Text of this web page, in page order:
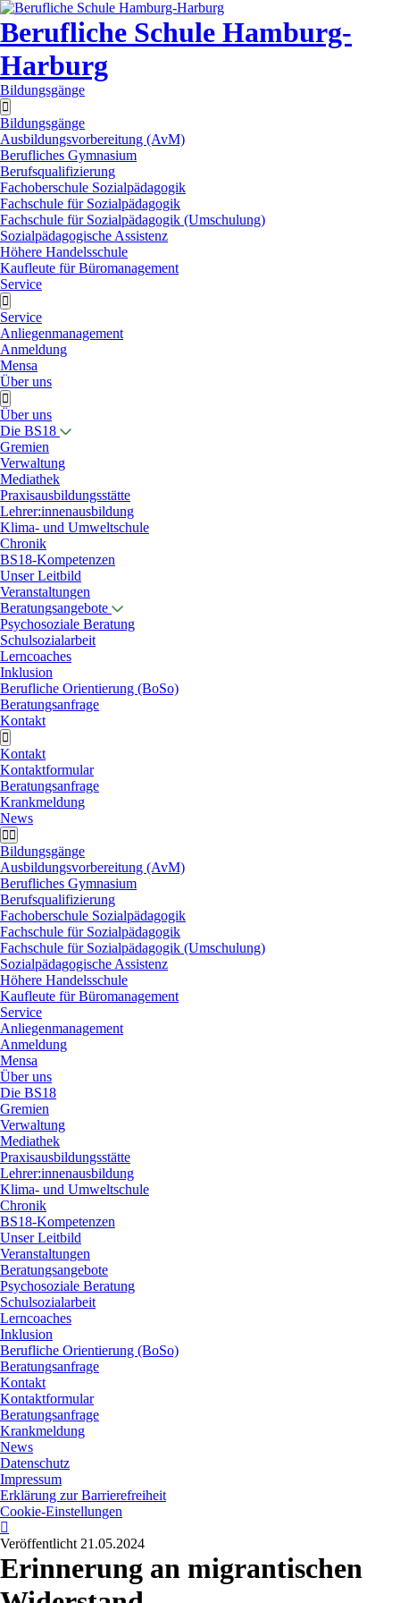
Berufliche Schule Hamburg-
Harburg
Bildungsgänge
Bildungsgänge
Ausbildungsvorbereitung (AvM)
Berufliches Gymnasium
Berufsqualifizierung
Fachoberschule Sozialpädagogik
Fachschule für Sozialpädagogik
Fachschule für Sozialpädagogik (Umschulung)
Sozialpädagogische Assistenz
Höhere Handelsschule
Kaufleute für Büromanagement
Service
Service
Anliegenmanagement
Anmeldung
Mensa
Über uns
Über uns
Die BS18
Gremien
Verwaltung
Mediathek
Praxisausbildungsstätte
Lehrer:innenausbildung
Klima- und Umweltschule
Chronik
BS18-Kompetenzen
Unser Leitbild
Veranstaltungen
Beratungsangebote
Psychosoziale Beratung
Schulsozialarbeit
Lerncoaches
Inklusion
Berufliche Orientierung (BoSo)
Beratungsanfrage
Kontakt
Kontakt
Kontaktformular
Beratungsanfrage
Krankmeldung
News
Bildungsgänge
Ausbildungsvorbereitung (AvM)
Berufliches Gymnasium
Berufsqualifizierung
Fachoberschule Sozialpädagogik
Fachschule für Sozialpädagogik
Fachschule für Sozialpädagogik (Umschulung)
Sozialpädagogische Assistenz
Höhere Handelsschule
Kaufleute für Büromanagement
Service
Anliegenmanagement
Anmeldung
Mensa
Über uns
Die BS18
Gremien
Verwaltung
Mediathek
Praxisausbildungsstätte
Lehrer:innenausbildung
Klima- und Umweltschule
Chronik
BS18-Kompetenzen
Unser Leitbild
Veranstaltungen
Beratungsangebote
Psychosoziale Beratung
Schulsozialarbeit
Lerncoaches
Inklusion
Berufliche Orientierung (BoSo)
Beratungsanfrage
Kontakt
Kontaktformular
Beratungsanfrage
Krankmeldung
News
Datenschutz
Impressum
Erklärung zur Barrierefreiheit
Cookie-Einstellungen
instagram
Veröffentlicht 21.05.2024
Erinnerung an migrantischen